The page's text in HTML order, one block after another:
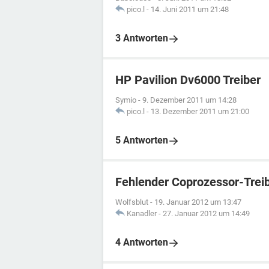
pico.l - 14. Juni 2011 um 21:48
3 Antworten
HP Pavilion Dv6000 Treiber
Symio - 9. Dezember 2011 um 14:28
pico.l - 13. Dezember 2011 um 21:00
5 Antworten
Fehlender Coprozessor-
Wolfsblut - 19. Januar 2012 um 13:47
Kanadler - 27. Januar 2012 um 14:49
4 Antworten